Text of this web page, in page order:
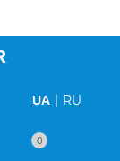
UA | RU
0